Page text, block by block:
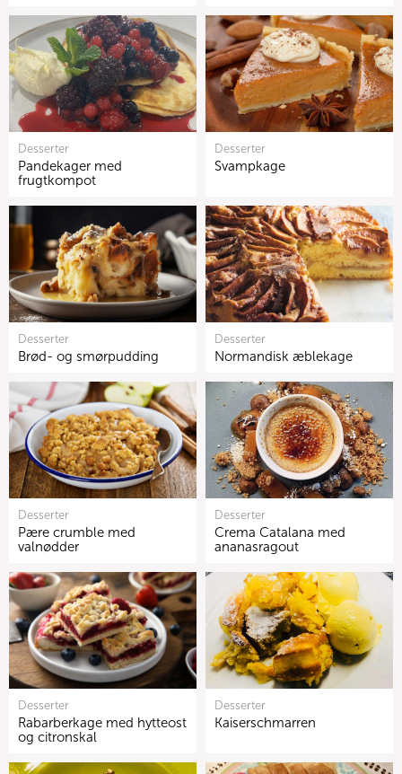
Desserter
Pandekager med
frugtkompot
Desserter
Svampkage
Desserter
Brød- og smørpudding
Desserter
Normandisk æblekage
Desserter
Pære crumble med
valnødder
Desserter
Crema Catalana med
ananasragout
Desserter
Rabarberkage med hytteost
og citronskal
Desserter
Kaiserschmarren